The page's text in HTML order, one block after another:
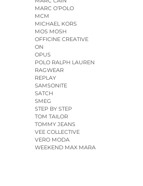
MARC O’POLO
MCM
MICHAEL KORS
MOS MOSH
OFFICINE CREATIVE
ON
OPUS
POLO RALPH LAUREN
RAGWEAR
REPLAY
SAMSONITE
SATCH
SMEG
STEP BY STEP
TOM TAILOR
TOMMY JEANS
VEE COLLECTIVE
VERO MODA
WEEKEND MAX MARA